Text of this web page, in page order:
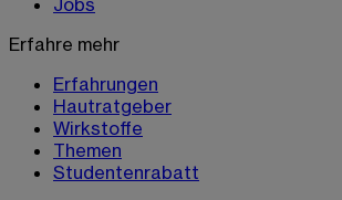
Jobs
Erfahre mehr
Erfahrungen
Hautratgeber
Wirkstoffe
Themen
Studentenrabatt